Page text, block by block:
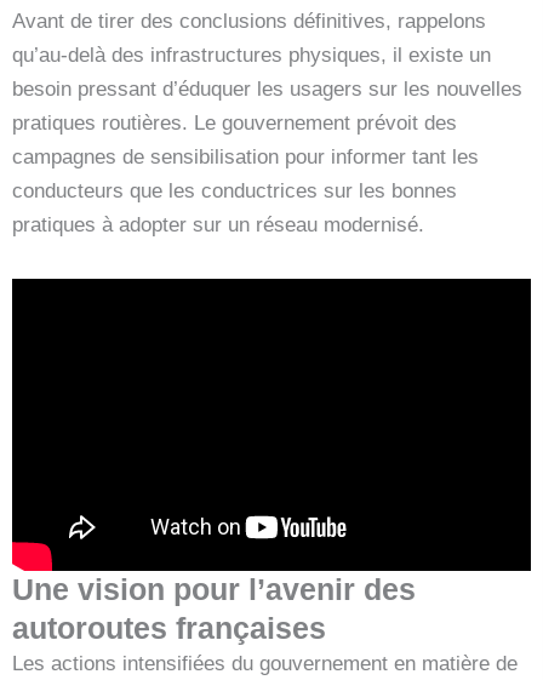
Avant de tirer des conclusions définitives, rappelons
qu’au-delà des infrastructures physiques, il existe un
besoin pressant d’éduquer les usagers sur les nouvelles
pratiques routières. Le gouvernement prévoit des
campagnes de sensibilisation pour informer tant les
conducteurs que les conductrices sur les bonnes
pratiques à adopter sur un réseau modernisé.
Une vision pour l’avenir des
autoroutes françaises
Les actions intensifiées du gouvernement en matière de